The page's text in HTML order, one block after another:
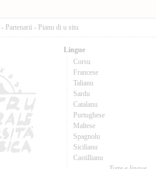
- Partenarii - Pianu di u situ
Lingue
Corsu
Francese
Talianu
Sardu
Catalanu
Purtughese
Maltese
Spagnolu
Sicilianu
Castillianu